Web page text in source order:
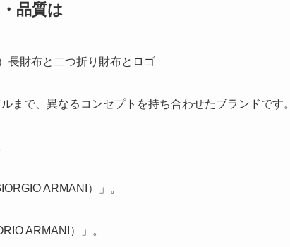
品質は
まで、異なるコンセプトを持ち合わせたブランドです。
ARMANI）」。
ARMANI）」。